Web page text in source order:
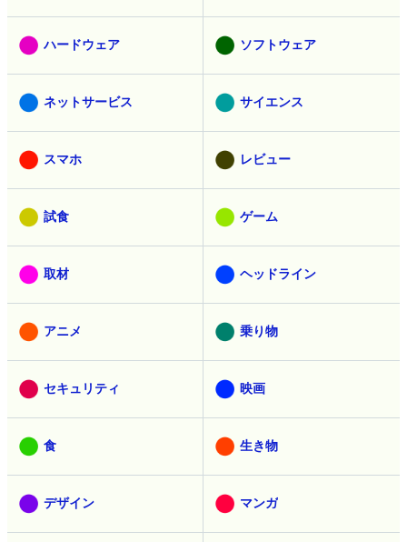
ハードウェア ソフトウェア
ネットサービス サイエンス
スマホ レビュー
試食 ゲーム
取材 ヘッドライン
アニメ 乗り物
セキュリティ 映画
食 生き物
デザイン マンガ